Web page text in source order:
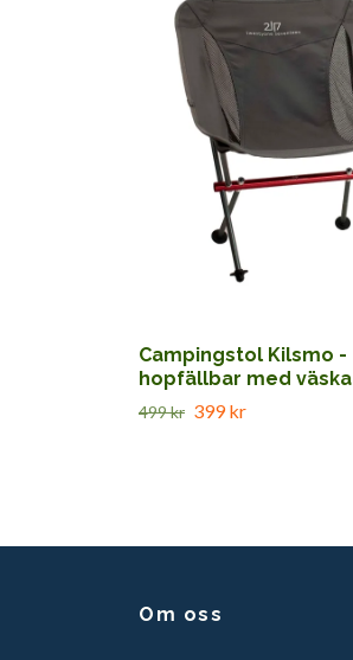
Campingstol Kilsmo -
hopfällbar med väska
499 kr 399 kr
Om oss